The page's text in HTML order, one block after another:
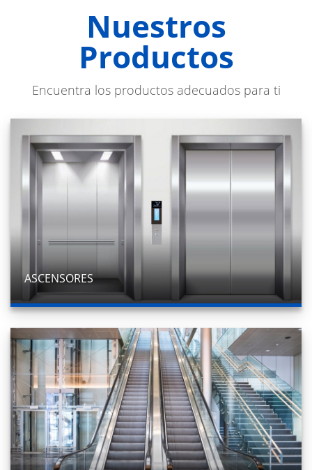
Nuestros
Productos
Encuentra los productos adecuados para ti
ASCENSORES